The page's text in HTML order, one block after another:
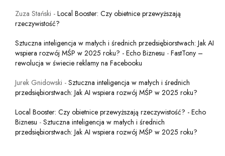
Zuza Stański - Local Booster: Czy obietnice przewyższają
rzeczywistość?
Sztuczna inteligencja w małych i średnich przedsiębiorstwach: Jak AI
wspiera rozwój MŚP w 2025 roku? - Echo Biznesu - FastTony –
rewolucja w świecie reklamy na Facebooku
Jurek Gnidowski - Sztuczna inteligencja w małych i średnich
przedsiębiorstwach: Jak AI wspiera rozwój MŚP w 2025 roku?
Local Booster: Czy obietnice przewyższają rzeczywistość? - Echo
Biznesu - Sztuczna inteligencja w małych i średnich
przedsiębiorstwach: Jak AI wspiera rozwój MŚP w 2025 roku?